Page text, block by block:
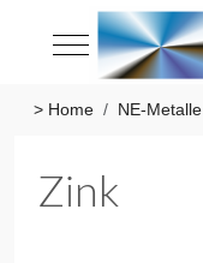
Mobile Menu
> Home NE-Metalle
Zink